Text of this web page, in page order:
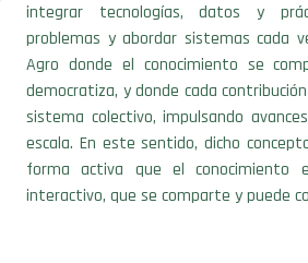
integrar tecnologías, datos y
problemas y abordar sistemas cada
Agro donde el conocimiento se
democratiza, y donde cada
sistema colectivo, impulsando
escala. En este sentido, dicho
forma activa que el conocimiento
interactivo, que se comparte y puede